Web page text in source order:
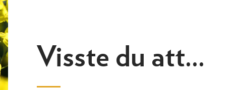
Visste du att...